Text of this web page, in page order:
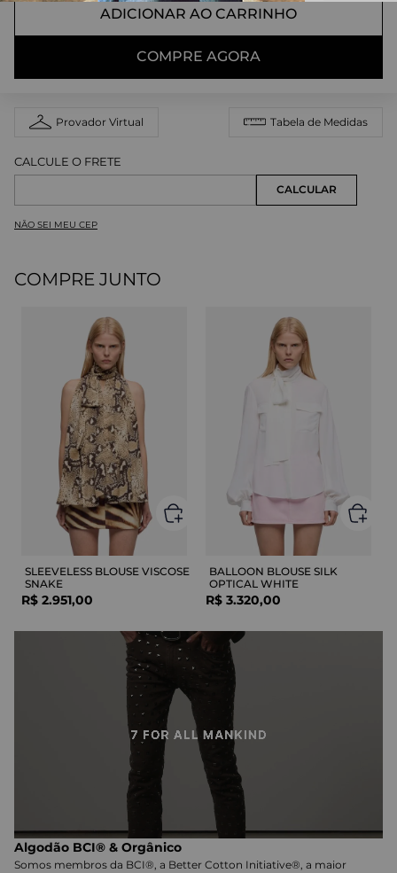
ADICIONAR AO CARRINHO
COMPRE AGORA
Provador Virtual Tabela de Medidas
NÃO SEI MEU CEP
COMPRE JUNTO
SLEEVELESS BLOUSE VISCOSE
SNAKE
R$ 2.951,00
BALLOON BLOUSE SILK
OPTICAL WHITE
R$ 3.320,00
Algodão BCI® & Orgânico
Somos membros da BCI®, a Better Cotton Initiative®, a maior